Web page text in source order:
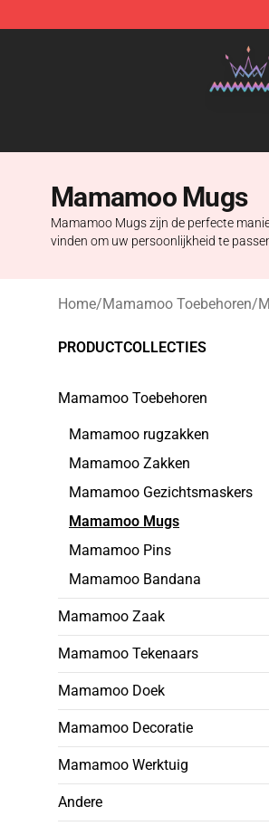
Mamamoo Store - Official
Mamamoo Mugs
Mamamoo Mugs zijn de perfecte
vinden om uw persoonlijkheid te
Home/Mamamoo Toebehoren/
PRODUCTCOLLECTIES
Mamamoo Toebehoren
Mamamoo rugzakken
Mamamoo Zakken
Mamamoo Gezichtsmaskers
Mamamoo Mugs
Mamamoo Pins
Mamamoo Bandana
Mamamoo Zaak
Mamamoo Tekenaars
Mamamoo Doek
Mamamoo Decoratie
Mamamoo Werktuig
Andere